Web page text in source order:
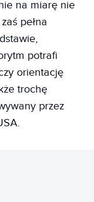
na miarę nie
pełna
potrafi
orientację
trochę
przez